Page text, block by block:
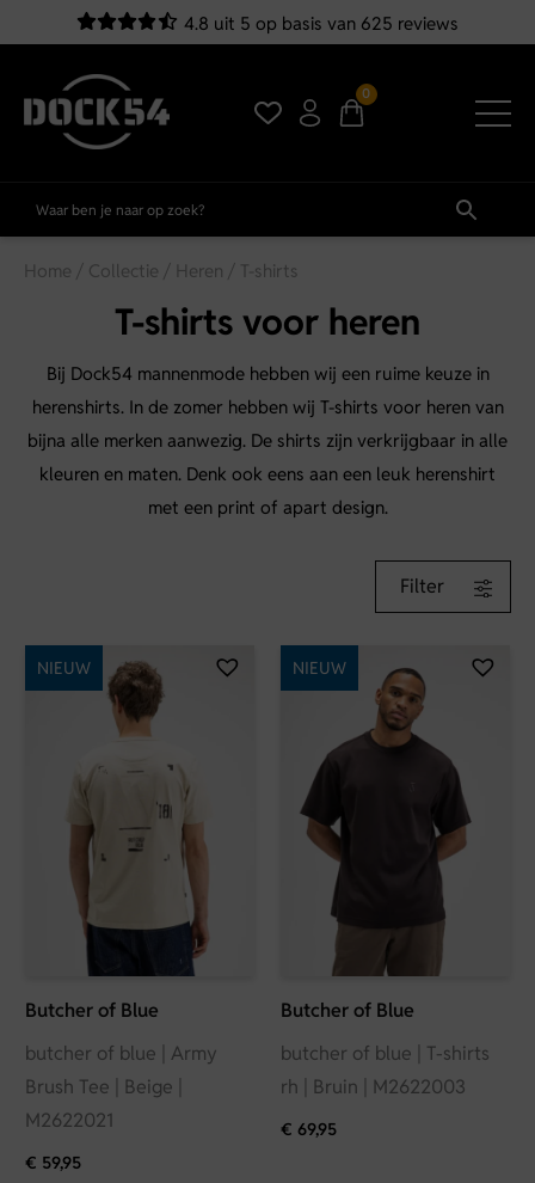
4.8 uit 5 op basis van 625 reviews
0
Home / Collectie / Heren / T-shirts
T-shirts voor heren
Bij Dock54 mannenmode hebben wij een ruime keuze in
herenshirts. In de zomer hebben wij T-shirts voor heren van
bijna alle merken aanwezig. De shirts zijn verkrijgbaar in alle
kleuren en maten. Denk ook eens aan een leuk herenshirt
met een print of apart design.
Filter
Butcher of Blue
NIEUW
butcher of blue | Army
Brush Tee | Beige |
M2622021
€ 59,95
Butcher of Blue
NIEUW
butcher of blue | T-shirts
rh | Bruin | M2622003
€ 69,95